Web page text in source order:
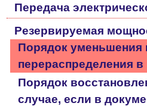
Передача
Резервируемая
Порядок уменьшения
перераспределения
Порядок
случае, если в